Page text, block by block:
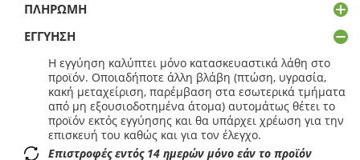
ΠΛΗΡΩΜΉ
ΕΓΓΎΗΣΗ
Η εγγύηση καλύπτει μόνο κατασκευαστικά λάθη στο
προϊόν. Οποιαδήποτε άλλη βλάβη (πτώση, υγρασία,
κακή μεταχείριση, παρέμβαση στα εσωτερικά τμήματα
από μη εξουσιοδοτημένα άτομα) αυτομάτως θέτει το
προϊόν εκτός εγγύησης και θα υπάρχει χρέωση για την
επισκευή του καθώς και για τον έλεγχο.
Επιστροφές εντός 14 ημερών μόνο εάν το προϊόν